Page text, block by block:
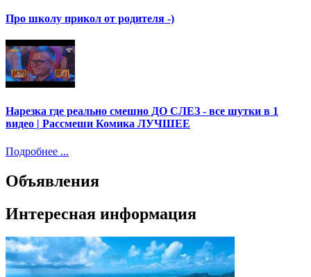
Про школу прикол от родителя -)
Нарезка где реально смешно ДО СЛЕЗ - все шутки в 1
видео | Рассмеши Комика ЛУЧШЕЕ
Подробнее ...
Объявления
Интересная информация